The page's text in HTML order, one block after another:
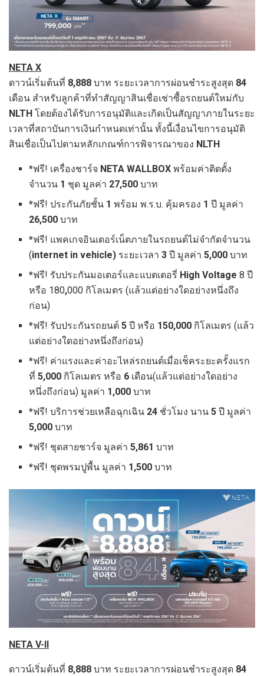
NETA X
ดาวน์เริ่มต้นที่ 8,888 บาท ระยะเวลาการผ่อนชำระสูงสุด 84
เดือน สำหรับลูกค้าที่ทำสัญญาสินเชื่อเช่าซื้อรถยนต์ใหม่กับ
NLTH โดยต้องได้รับการอนุมัติและเกิดเป็นสัญญาภายในระยะ
เวลาที่สถาบันการเงินกำหนดเท่านั้น ทั้งนี้เงื่อนไขการอนุมัติ
สินเชื่อเป็นไปตามหลักเกณฑ์การพิจารณาของ NLTH
*ฟรี! เครื่องชาร์จ NETA WALLBOXพร้อมค่าติดตั้ง
จำนวน 1 ชุด มูลค่า 27,500 บาท
*ฟรี! ประกันภัยชั้น 1 พร้อม พ.ร.บ. คุ้มครอง 1 ปี มูลค่า
26,500 บาท
*ฟรี! แพคเกจอินเตอร์เน็ตภายในรถยนต์ไม่จำกัดจำนวน
(internet in vehicle) ระยะเวลา3ปี มูลค่า5,000บาท
*ฟรี! รับประกันมอเตอร์และแบตเตอรี่ High Voltage8 ปี
หรือ 180,000 กิโลเมตร (แล้วแต่อย่างใดอย่างหนึ่งถึง
ก่อน)
*ฟรี! รับประกันรถยนต์5 ปี หรือ 150,000 กิโลเมตร (แล้ว
แต่อย่างใดอย่างหนึ่งถึงก่อน)
*ฟรี! ค่าแรงและค่าอะไหล่รถยนต์เมื่อเช็คระยะครั้งแรก
ที่5,000 กิโลเมตร หรือ 6 เดือน(แล้วแต่อย่างใดอย่าง
หนึ่งถึงก่อน) มูลค่า 1,000 บาท
*ฟรี! บริการช่วยเหลือฉุกเฉิน 24 ชั่วโมง นาน5 ปี มูลค่า
5,000 บาท
*ฟรี! ชุดสายชาร์จ มูลค่า5,861บาท
*ฟรี! ชุดพรมปูพื้น มูลค่า 1,500บาท
NETA V-II
ดาวน์เริ่มต้นที่ 8,888 บาท ระยะเวลาการผ่อนชำระสูงสุด 84